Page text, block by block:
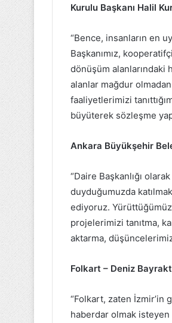
Kurulu Başkanı Halil
“Bence, insanların en
Başkanımız,
dönüşüm alanlarındaki
alanlar mağdur
faaliyetlerimizi
büyüterek sözleşme
Ankara Büyükşehir
“Daire Başkanlığı
duyduğumuzda
ediyoruz. Yürüttüğümüz
projelerimizi tanıtma,
aktarma,
Folkart – Deniz
“Folkart, zaten
haberdar olmak